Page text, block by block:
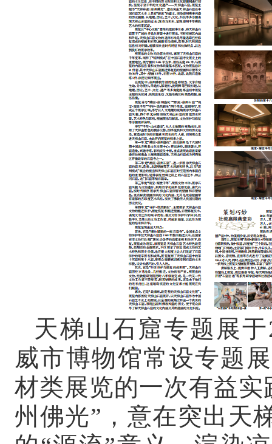
天梯山石窟专题展于
威市博物馆常设专题
材类展览的一次有益
州佛光”，意在突出天